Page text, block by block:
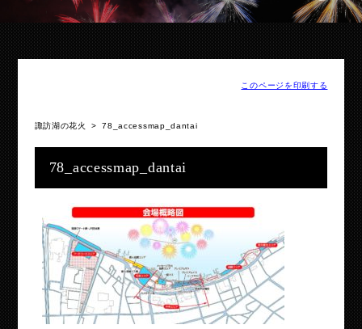
このページを印刷する
諏訪湖の花火 >78_accessmap_dantai
78_accessmap_dantai